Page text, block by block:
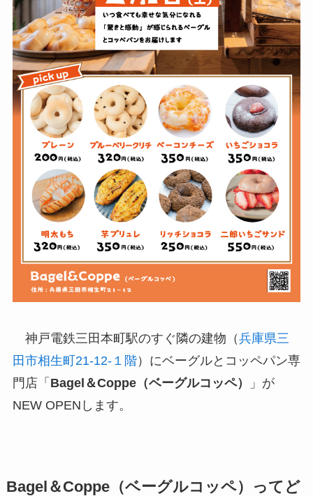
神戸電鉄三田本町駅のすぐ隣の建物（兵庫県三
田市相生町21-12-１階）にベーグルとコッペパン専
門店「 Bagel＆Coppe（ベーグルコッペ）
」が
NEW OPENします。
Bagel＆Coppe（ベーグルコッペ）ってど